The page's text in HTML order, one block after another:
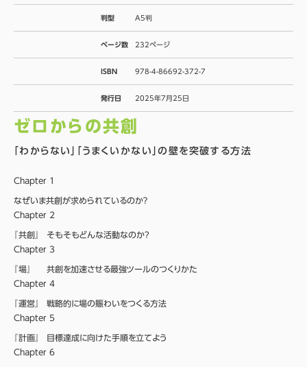
判型 A5判
ページ数 232ページ
ISBN 978-4-86692-372-7
発行日 2025年7月25日
ゼロからの共創
「わからない」「うまくいかない」の壁を突破する方法
Chapter １
なぜいま共創が求められているのか？
Chapter ２
『共創』
そもそもどんな活動なのか?
Chapter ３
『場』
共創を加速させる最強ツールのつくりかた
Chapter ４
『運営』
戦略的に場の賑わいをつくる方法
Chapter ５
『計画』
目標達成に向けた手順を立てよう
Chapter ６